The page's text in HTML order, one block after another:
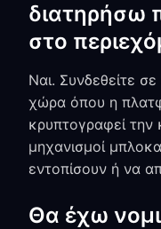
διατηρήσω
στο
Ναι. Συνδεθείτε
χώρα όπου η
κρυπτογραφεί την
μηχανισμοί
εντοπίσουν ή να
Θα έχω